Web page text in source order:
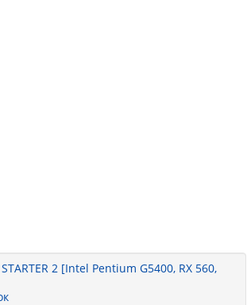
2 [Intel Pentium G5400, RX 560,